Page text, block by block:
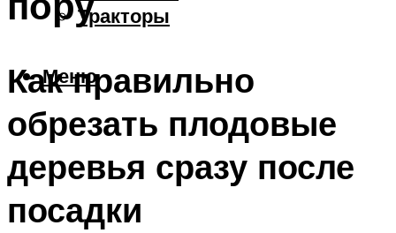
Тракторы
Меню
Как правильно
обрезать плодовые
деревья сразу после
посадки